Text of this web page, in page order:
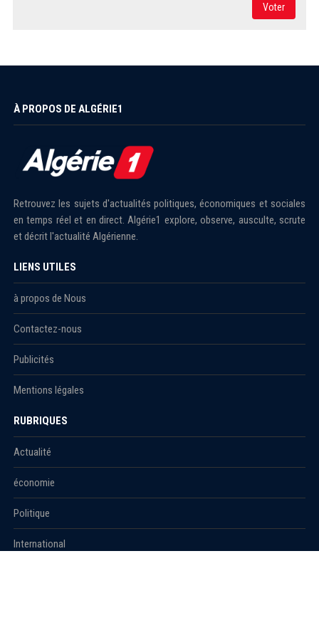
Voter
À PROPOS DE ALGÉRIE1
Retrouvez les sujets d'actualités politiques, économiques et sociales
en temps réel et en direct. Algérie1 explore, observe, ausculte, scrute
et décrit l'actualité Algérienne.
LIENS UTILES
à propos de Nous
Contactez-nous
Publicités
Mentions légales
RUBRIQUES
Actualité
économie
Politique
International